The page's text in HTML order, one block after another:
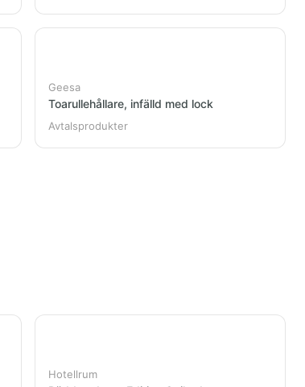
Geesa
Toarullehållare, infälld med lock
Avtalsprodukter
Hotellrum